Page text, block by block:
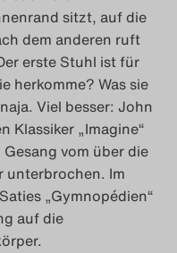
Blog
Blog
sitzt, auf die
dem anderen ruft
erste Stuhl ist für
herkomme? Was sie
Viel besser: John
Klassiker „Imagine“
vom über die
unterbrochen. Im
„Gymnopédien“
auf die